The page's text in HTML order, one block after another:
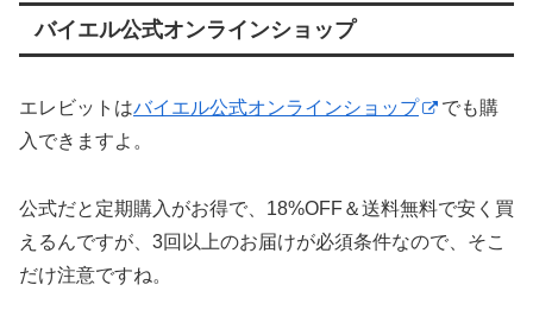
バイエル公式オンラインショップ
エレビットはバイエル公式オンラインショップ
でも購
入できますよ。
公式だと定期購入がお得で、18%OFF＆送料無料で安く買
えるんですが、3回以上のお届けが必須条件なので、そこ
だけ注意ですね。